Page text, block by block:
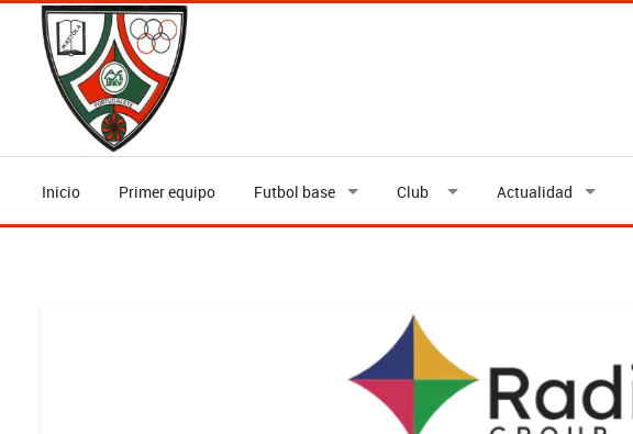
Inicio Primer equipo Futbol base Club Actualidad